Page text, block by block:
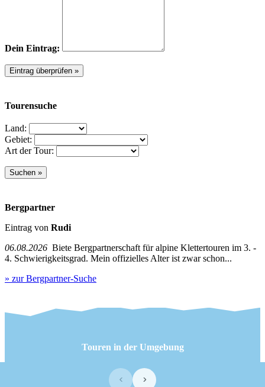
Dein Eintrag:
Tourensuche
Land:
Gebiet:
Art der Tour:
Bergpartner
Eintrag von Rudi
06.08.2026 Biete Bergpartnerschaft für alpine Klettertouren im 3. -
4. Schwierigkeitsgrad. Mein offizielles Alter ist zwar schon...
» zur Bergpartner-Suche
Touren in der Umgebung
‹ ›